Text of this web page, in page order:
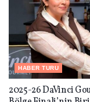
HABER TURU
2025-26 DaVinci